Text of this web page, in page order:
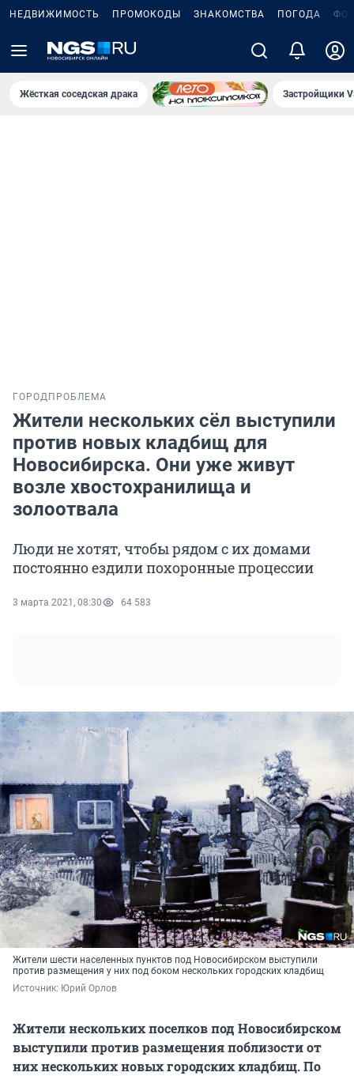
НЕДВИЖИМОСТЬ ПРОМОКОДЫ ЗНАКОМСТВА ПОГОДА
Жёсткая соседская драка Застройщики
ГОРОД ПРОБЛЕМА
Жители нескольких сёл выступили
против новых кладбищ для
Новосибирска. Они уже живут
возле хвостохранилища и
золоотвала
Люди не хотят, чтобы рядом с их домами
постоянно ездили похоронные процессии
3 марта 2021, 08:30 64 583
Жители шести населенных пунктов под Новосибирском выступили
против размещения у них под боком нескольких городских кладбищ
Источник: Юрий Орлов
Жители нескольких поселков под Новосибирском
выступили против размещения поблизости от
них нескольких новых городских кладбищ. По